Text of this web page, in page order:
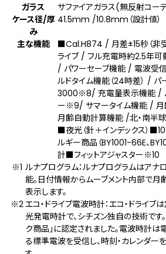
ガラス
サファイアガラス(無反射コー
ケース径/厚
み
41.5mm /10.8mm（設計値）
主な機能
■Cal.H874 / 月差±15秒（非
ライブ / フル充電時約2.5年可
/ パワーセーブ機能 / 電波受
ルドタイム機能（24時差） / パ
3000※8/ 充電量表示機能 /
ー※9/ サマータイム機能 /
月齢自動計算機能 /北・南半
■夜光（針＋インデックス）
ルギー商品（BY1001-66E、
計■フィットアジャスター※10
ルナプログラム：ルナプログラムはア
能。日付情報からムーブメント内部で月
表示します。
エコ・ドライブ電波時計：エコ・ドライ
光発電時計で、シチズン独自の技術です
ク商品」に認定されました。電波時計
る標準電波を受信し、時刻・カレンダー